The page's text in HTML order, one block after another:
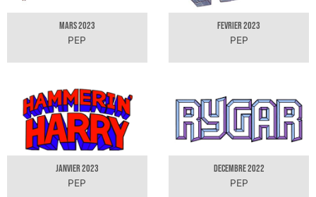
MARS 2023
PEP
FEVRIER 2023
PEP
JANVIER 2023
PEP
DECEMBRE 2022
PEP